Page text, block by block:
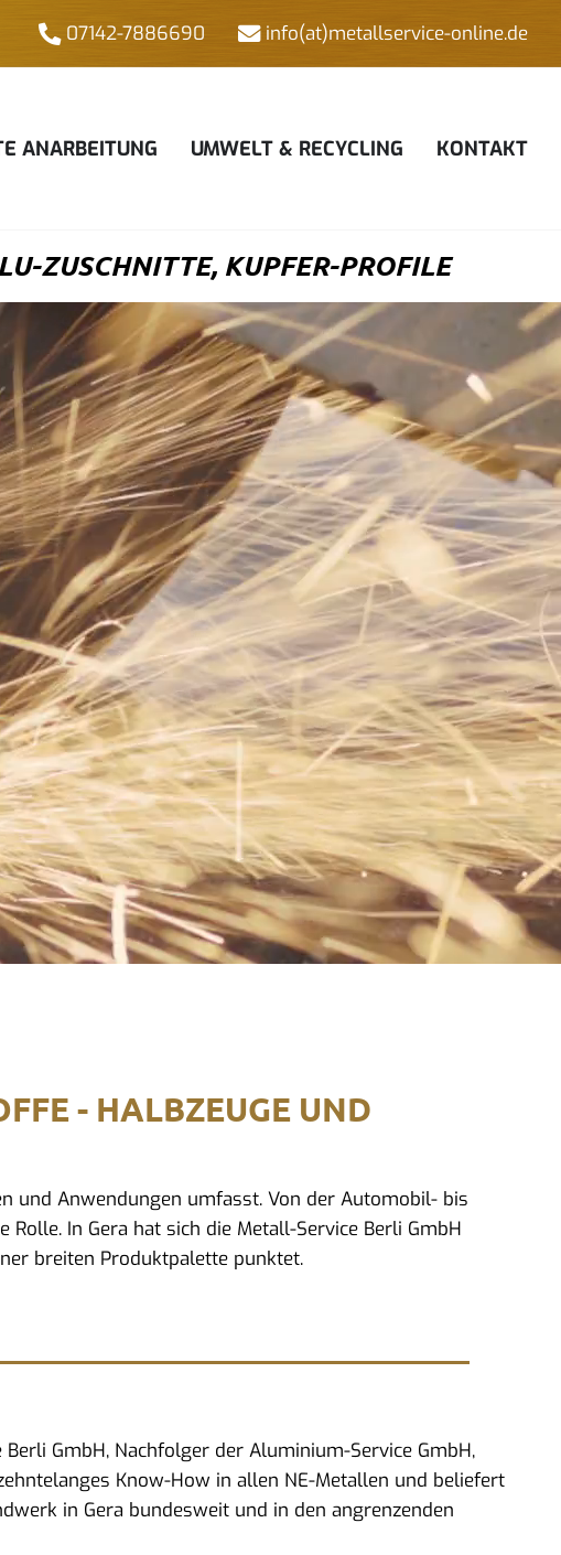
07142-7886690 info(at)metallservice-online.de
ANARBEITUNG UMWELT & RECYCLING KONTAKT
ZUSCHNITTE, KUPFER-PROFILE
- HALBZEUGE UND
und Anwendungen umfasst. Von der Automobil- bis
In Gera hat sich die Metall-Service Berli GmbH
breiten Produktpalette punktet.
Berli GmbH, Nachfolger der Aluminium-Service GmbH,
Know-How in allen NE-Metallen und beliefert
in Gera bundesweit und in den angrenzenden